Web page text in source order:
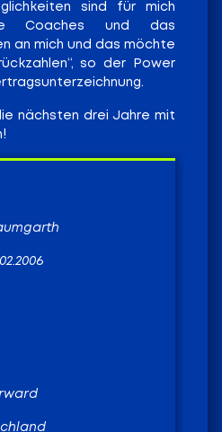
sind für mich
Coaches und das
an mich und das möchte
so der Power
nächsten drei Jahre mit